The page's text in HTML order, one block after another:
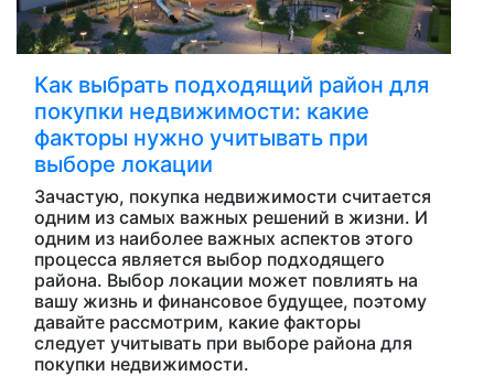
Как выбрать подходящий район для
покупки недвижимости: какие
факторы нужно учитывать при
выборе локации
Зачастую, покупка недвижимости считается
одним из самых важных решений в жизни. И
одним из наиболее важных аспектов этого
процесса является выбор подходящего
района. Выбор локации может повлиять на
вашу жизнь и финансовое будущее, поэтому
давайте рассмотрим, какие факторы
следует учитывать при выборе района для
покупки недвижимости.